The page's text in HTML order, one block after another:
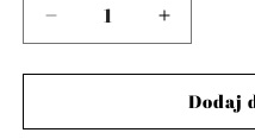
Zmniejsz
ilość
dla
do
Zwiększ
ilość
dla
Zakładka
do
Dodaj